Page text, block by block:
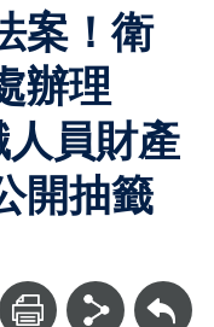
案！衛
辦理
人員財產
開抽籤
回上一頁